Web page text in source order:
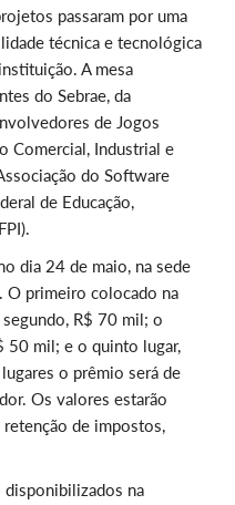
passaram por uma
técnica e tecnológica
A mesa
do Sebrae, da
de Jogos
Comercial, Industrial e
do Software
de Educação,
dia 24 de maio, na sede
O primeiro colocado na
R$ 70 mil; o
50 mil; e o quinto lugar,
o prêmio será de
Os valores estarão
de impostos,
na